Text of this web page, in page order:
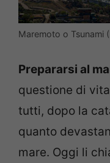
Maremoto o Tsunami
Prepararsi al
questione di
tutti, dopo la
quanto
mare. Oggi li